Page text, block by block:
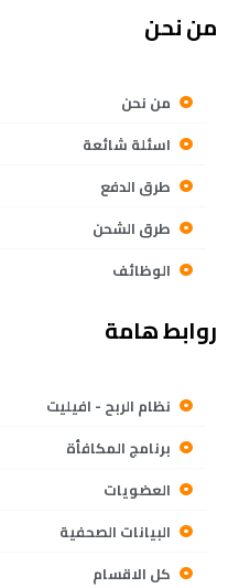
من نحن
من نحن
اسئلة شائعة
طرق الدفع
طرق الشحن
الوظائف
روابط هامة
نظام الربح - افيليت
برنامج المكافأة
العضويات
البيانات الصحفية
كل الاقسام